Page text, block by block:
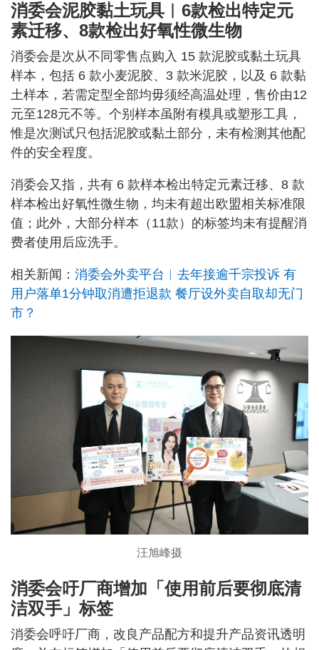
消委会泥胶黏土玩具︱6款检出特定元
素迁移、8款检出好氧性微生物
消委会是次从不同零售点购入 15 款泥胶或黏土玩具
样本，包括 6 款小麦泥胶、3 款米泥胶，以及 6 款黏
土样本，若需定型全部均毋须经高温处理，售价由12
元至128元不等。个别样本虽附有模具或塑形工具，
惟是次测试只包括泥胶或黏土部分，未有检测其他配
件的安全程度。
消委会又指，共有 6 款样本检出特定元素迁移、8 款
样本检出好氧性微生物，均未有超出欧盟相关标准限
值；此外，大部分样本（11款）的标签均未有提醒消
费者使用后应洗手。
相关新闻： 消委会外卖平台︱去年接逾千宗投诉 有
用户落单1分钟取消遭拒退款 餐厅设外卖自取却无门
市？
汪旭峰摄
消委会吁厂商增加「使用前后要彻底清
洁双手」标签
消委会呼吁厂商，改良产品配方和提升产品资讯透明